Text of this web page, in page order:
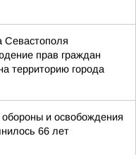
Севастополя
прав граждан
территорию города
и освобождения
66 лет